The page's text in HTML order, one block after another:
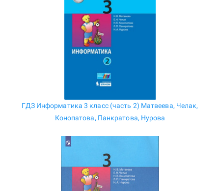
ГДЗ Информатика 3 класс (часть 2) Матвеева, Челак,
Конопатова, Панкратова, Нурова